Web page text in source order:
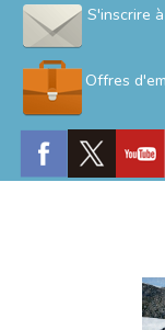
S'inscrire
Offres